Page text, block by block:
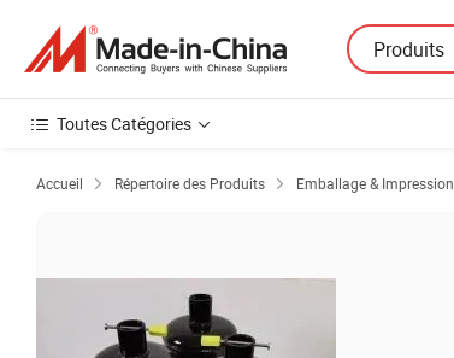
Produits
Toutes Catégories
Accueil  Répertoire des Produits  Emballage & Impression